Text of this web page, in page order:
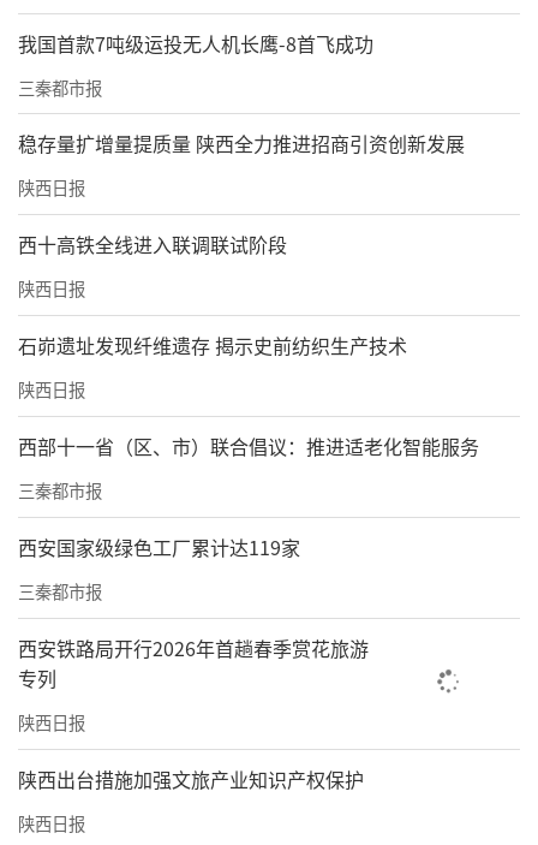
我国首款7吨级运投无人机长鹰-8首飞成功
三秦都市报
稳存量扩增量提质量 陕西全力推进招商引资创新发展
陕西日报
西十高铁全线进入联调联试阶段
陕西日报
石峁遗址发现纤维遗存 揭示史前纺织生产技术
陕西日报
西部十一省（区、市）联合倡议：推进适老化智能服务
三秦都市报
西安国家级绿色工厂累计达119家
三秦都市报
西安铁路局开行2026年首趟春季赏花旅游
专列
陕西日报
​陕西出台措施加强文旅产业知识产权保护
陕西日报